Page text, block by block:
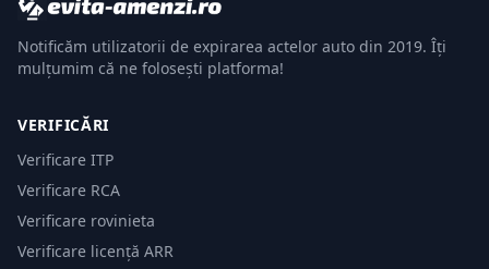
Notificăm utilizatorii de expirarea actelor auto din 2019. Îți
mulțumim că ne folosești platforma!
VERIFICĂRI
Verificare ITP
Verificare RCA
Verificare rovinieta
Verificare licență ARR